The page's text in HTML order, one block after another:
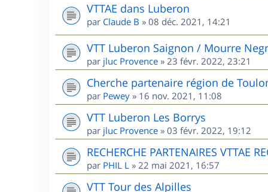
VTTAE dans Luberon
par Claude B » 08 déc. 2021, 14:21
VTT Luberon Saignon / Mourre
par jluc Provence » 23 févr. 2022, 23:21
Cherche partenaire région de
par Pewey » 16 nov. 2021, 11:08
VTT Luberon Les Borrys
par jluc Provence » 03 févr. 2022, 19:12
RECHERCHE PARTENAIRES VTTAE
par PHIL L » 22 mai 2021, 16:57
VTT Tour des Alpilles